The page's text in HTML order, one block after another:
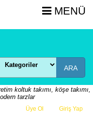
MENÜ
ARA
koltuk takımı, köşe takımı,
tarzlar
Üye Ol Giriş Yap